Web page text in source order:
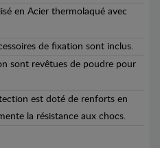
en Acier thermolaqué avec
de fixation sont inclus.
sont revêtues de poudre pour
est doté de renforts en
la résistance aux chocs.